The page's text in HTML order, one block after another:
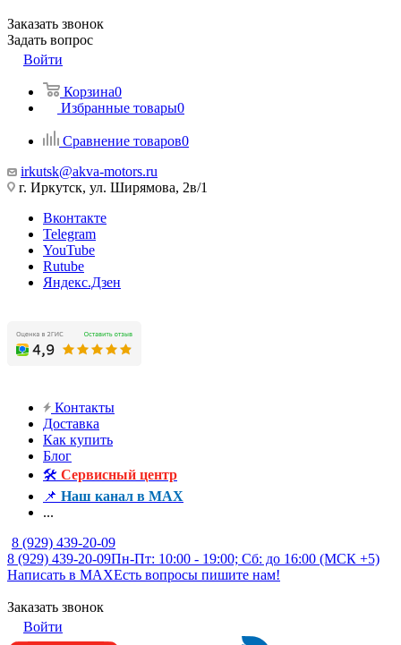
Заказать звонок
Задать вопрос
Войти
Корзина0
Избранные товары0
Сравнение товаров0
irkutsk@akva-motors.ru
г. Иркутск, ул. Ширямова, 2в/1
Вконтакте
Telegram
YouTube
Rutube
Яндекс.Дзен
Контакты
Доставка
Как купить
Блог
🛠️ Сервисный центр
📌 Наш канал в MAX
...
8 (929) 439-20-09
8 (929) 439-20-09Пн-Пт: 10:00 - 19:00; Сб: до 16:00 (МСК +5)
Написать в MAXЕсть вопросы пишите нам!
Заказать звонок
Войти